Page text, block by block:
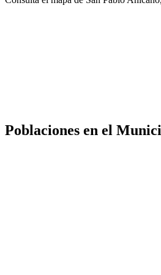
Poblaciones en el